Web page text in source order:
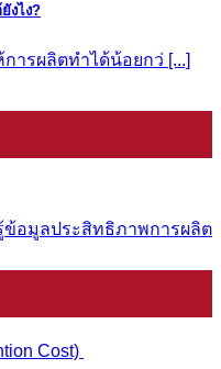
งไง?
ารผลิตทำได้น้อยกว่ [...]
ข้อมูลประสิทธิภาพการผลิต
Cost)